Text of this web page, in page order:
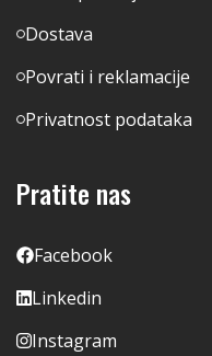
Dostava
Povrati i reklamacije
Privatnost podataka
Pratite nas
Facebook
Linkedin
Instagram